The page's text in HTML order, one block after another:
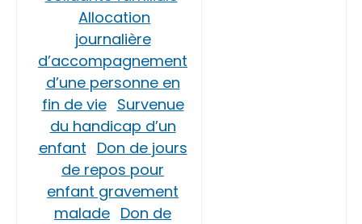
Allocation
journalière
d’accompagnement
d’une personne en
fin de vie Survenue
du handicap d’un
enfant Don de jours
de repos pour
enfant gravement
malade Don de